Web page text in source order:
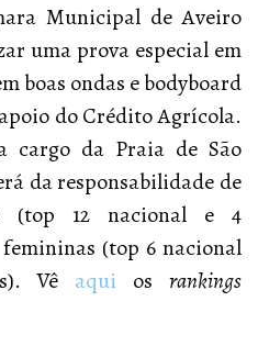
Municipal de Aveiro
uma prova especial em
boas ondas e bodyboard
do Crédito Agrícola.
cargo da Praia de São
da responsabilidade de
(top 12 nacional e 4
(top 6 nacional
Vê aqui osrankings